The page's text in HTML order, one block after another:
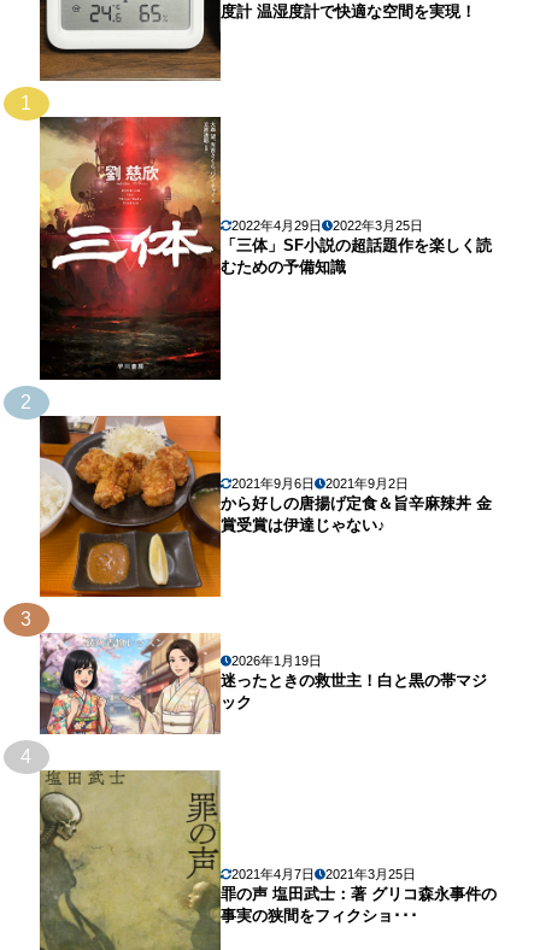
度計 温湿度計で快適な空間を実現！
1
2022年4月29日 2022年3月25日
「三体」SF小説の超話題作を楽しく読
むための予備知識
2
2021年9月6日 2021年9月2日
から好しの唐揚げ定食＆旨辛麻辣丼 金
賞受賞は伊達じゃない♪
3
2026年1月19日
迷ったときの救世主！白と黒の帯マジ
ック
4
2021年4月7日 2021年3月25日
罪の声 塩田武士：著 グリコ森永事件の
事実の狭間をフィクショ･･･